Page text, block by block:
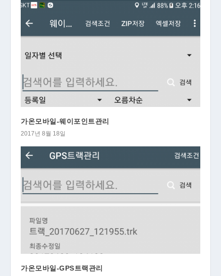
가온모바일-웨이포인트관리
2017년 8월 18일
가온모바일-GPS트랙관리